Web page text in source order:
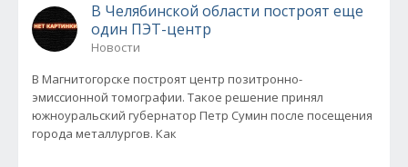
В Челябинской области построят еще
один ПЭТ-центр
Новости
В Магнитогорске построят центр позитронно-
эмиссионной томографии. Такое решение принял
южноуральский губернатор Петр Сумин после посещения
города металлургов. Как